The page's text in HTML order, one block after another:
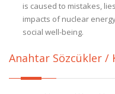
is caused to mistakes,
impacts of nuclear
social well-being.
Anahtar Sözcükler /